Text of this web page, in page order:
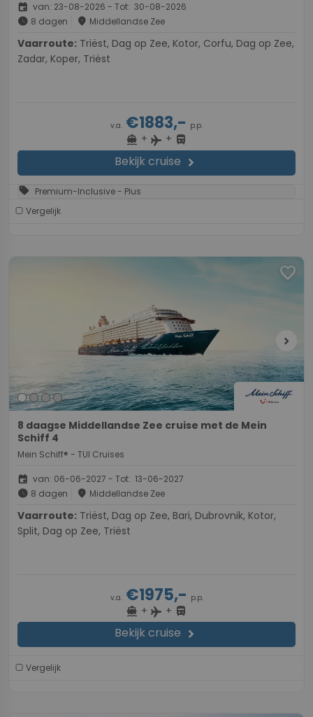
event van: 23-08-2026 - Tot: 30-08-2026
schedule 8 dagen place Middellandse Zee
Vaarroute:
Zadar, Koper, Triëst
v.a. €1883,- p.p.
directions_boat + flight + directions_bus
Bekijk cruise chevron_right
sell Premium-Inclusive - Plus
Vergelijk
favorite
chevron_right
8 daagse Middellandse Zee cruise met de Mein
Schiff 4
Mein Schiff® - TUI Cruises
event van: 06-06-2027 - Tot: 13-06-2027
schedule 8 dagen place Middellandse Zee
Vaarroute:
Split, Dag op Zee, Triëst
v.a.€1975,- p.p.
directions_boat + flight + directions_bus
Bekijk cruise chevron_right
Vergelijk